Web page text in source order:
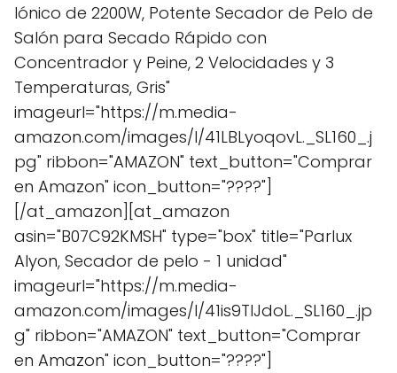
Iónico de 2200W, Potente Secador de Pelo de
Salón para Secado Rápido con
Concentrador y Peine, 2 Velocidades y 3
Temperaturas, Gris"
imageurl="https://m.media-
amazon.com/images/I/41LBLyoqovL._SL160_.j
pg" ribbon="AMAZON" text_button="Comprar
en Amazon" icon_button="????"]
[/at_amazon][at_amazon
asin="B07C92KMSH" type="box" title="Parlux
Alyon, Secador de pelo - 1 unidad"
imageurl="https://m.media-
amazon.com/images/I/41is9TlJdoL._SL160_.jp
g" ribbon="AMAZON" text_button="Comprar
en Amazon" icon_button="????"]